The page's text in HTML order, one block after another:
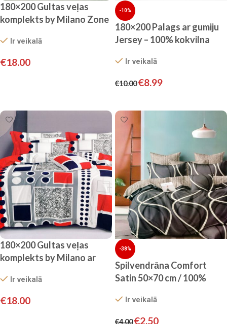
180×200 Gultas veļas
komplekts by Milano Zone
satīnsIr veikalā
€18.00
-10%
180×200 Palags ar gumiju
Jersey – 100% kokvilna
Ir veikalā
€10.00€8.99
180×200 Gultas veļas
komplekts by Milano ar
satīns
Ir veikalā
€18.00
-38%
Spilvendrāna Comfort
Satin 50×70 cm / 100%
Ir veikalā
€4.00€2.50